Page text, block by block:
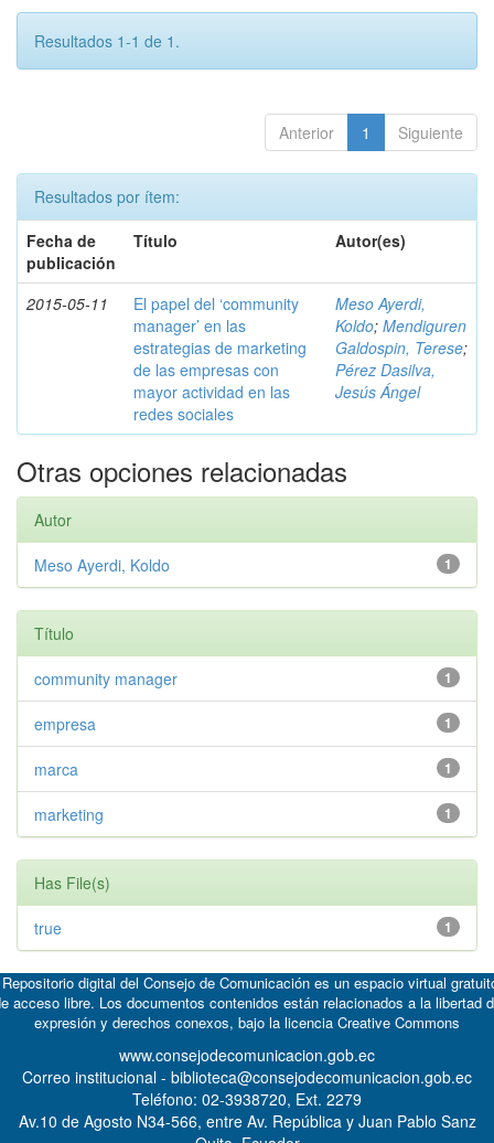
Resultados 1-1 de 1.
Anterior 1 Siguiente
Resultados por ítem:
Fecha de
publicación
Título Autor(es)
2015-05-11
El papel del ‘community
manager’ en las
estrategias de marketing
de las empresas con
mayor actividad en las
redes sociales
Meso Ayerdi,
Koldo; Mendiguren
Galdospin, Terese;
Pérez Dasilva,
Jesús Ángel
Otras opciones relacionadas
Autor
1
Meso Ayerdi, Koldo
Título
1
community manager
1
empresa
1
marca
1
marketing
Has File(s)
1
true
digital del Consejo de Comunicación es un espacio virtual
acceso libre. Los documentos contenidos están relacionados a la libertad
expresión y derechos conexos, bajo la licencia Creative Commons
www.consejodecomunicacion.gob.ec
Correo institucional - biblioteca@consejodecomunicacion.gob.ec
Teléfono: 02-3938720, Ext. 2279
Av.10 de Agosto N34-566, entre Av. República y Juan Pablo Sanz